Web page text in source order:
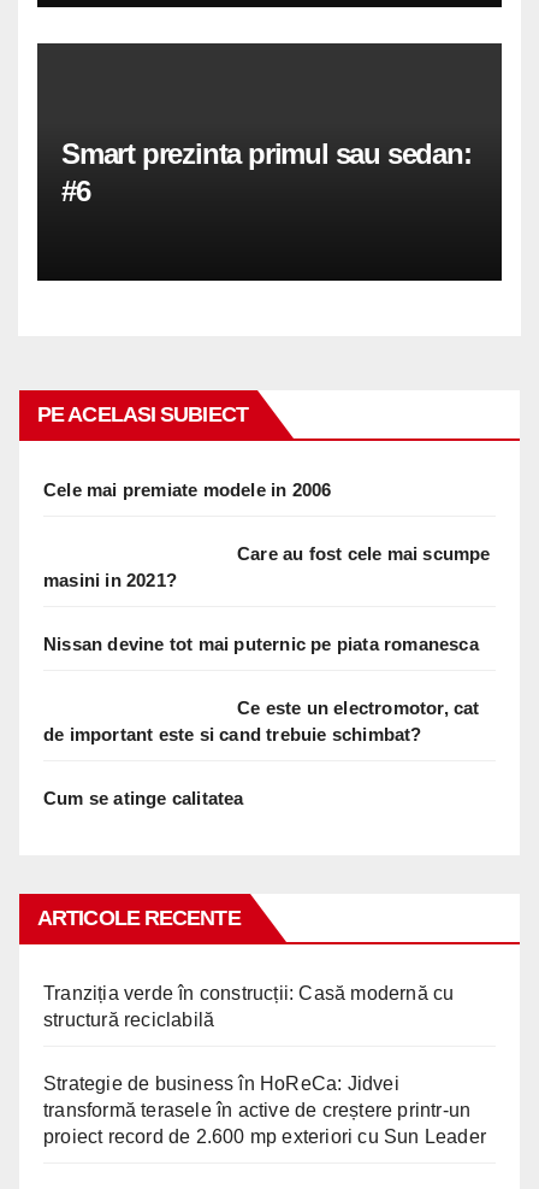
Smart prezinta primul sau sedan:
#6
PE ACELASI SUBIECT
Cele mai premiate modele in 2006
Care au fost cele mai scumpe
masini in 2021?
Nissan devine tot mai puternic pe piata romanesca
Ce este un electromotor, cat
de important este si cand trebuie schimbat?
Cum se atinge calitatea
ARTICOLE RECENTE
Tranziția verde în construcții: Casă modernă cu
structură reciclabilă
Strategie de business în HoReCa: Jidvei
transformă terasele în active de creștere printr-un
proiect record de 2.600 mp exteriori cu Sun Leader